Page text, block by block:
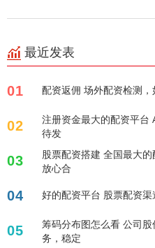
最近发表
01 配资返佣 场外配资检测
02
注册资金最大的配资平台
待发
03
股票配资搭建 全国最大
放心合
04 好的配资平台 股票配资
05
筹码分布图怎么看 公司
务，稳定